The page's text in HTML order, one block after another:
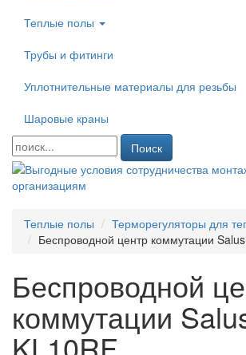
Теплые полы
Трубы и фитинги
Уплотнительные материалы для резьбы
Шаровые краны
Поиск
Теплые полы
Терморегуляторы для
Беспроводной центр коммутации
Беспроводной
коммутации